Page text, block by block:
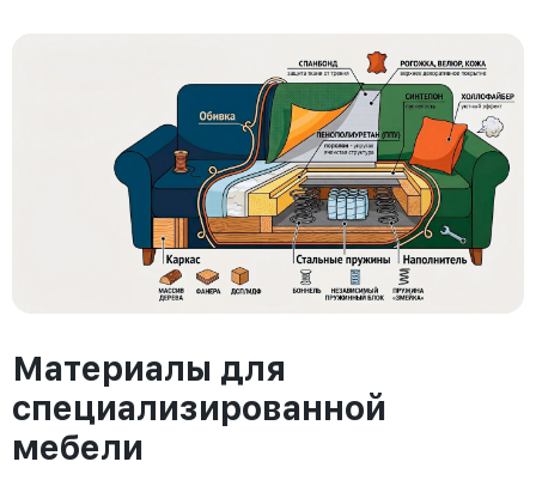
Материалы для
специализированной
мебели